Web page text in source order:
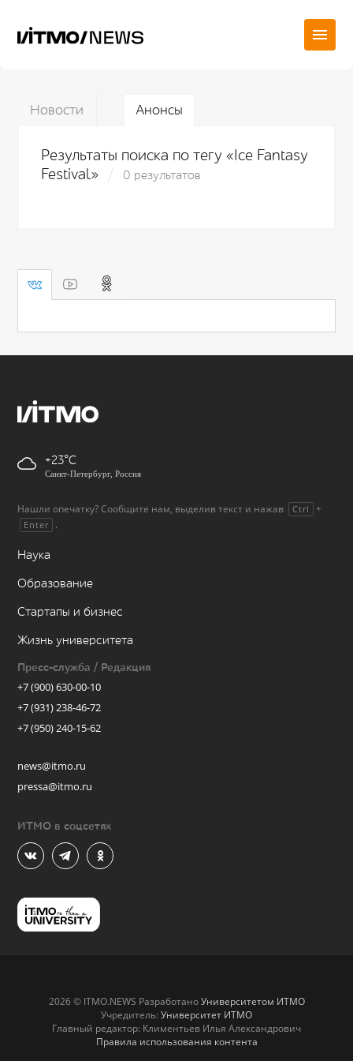
Новости Анонсы
Результаты поиска по тегу «Ice Fantasy
Festival»
0 результатов
+23
Санкт-Петербург, Россия
Нашли опечатку? Сообщите нам, выделив текст и нажав Ctrl +
Enter .
Наука
Образование
Стартапы и бизнес
Жизнь университета
Пресс-служба / Редакция
+7 (900) 630-00-10
+7 (931) 238-46-72
+7 (950) 240-15-62
news@itmo.ru
pressa@itmo.ru
ИТМО в соцсетях
2026 © ITMO.NEWS РазработаноУниверситетом ИТМО
Учредитель: Университет ИТМО
Главный редактор: Климентьев Илья Александрович
Правила использования контента